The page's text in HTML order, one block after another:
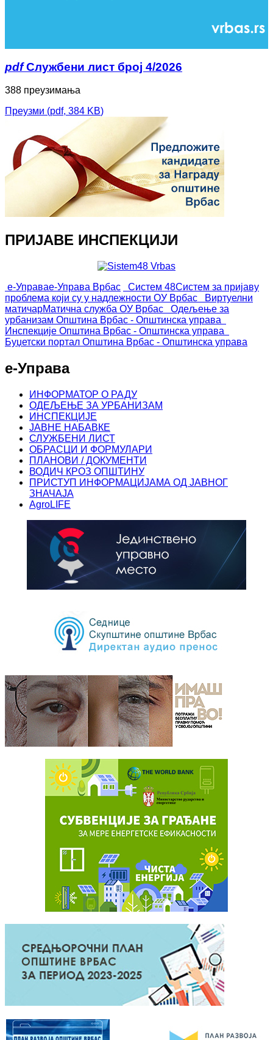
pdf Службени лист број 4/2026
388 преузимања
Преузми (pdf, 384 KB)
ПРИЈАВЕ ИНСПЕКЦИЈИ
е-Управае-Управа Врбас Систем 48Систем за пријаву
проблема који су у надлежности ОУ Врбас
Виртуелни
матичарМатична служба ОУ Врбас
Одељење за
урбанизам Општина Врбас - Општинска управа
Инспекције Општина Врбас - Општинска управа
Буџетски портал Општина Врбас - Општинска управа
е-Управа
ИНФОРМАТОР О РАДУ
ОДЕЉЕЊЕ ЗА УРБАНИЗАМ
ИНСПЕКЦИЈЕ
ЈАВНЕ НАБАВКЕ
СЛУЖБЕНИ ЛИСТ
ОБРАСЦИ И ФОРМУЛАРИ
ПЛАНОВИ / ДОКУМЕНТИ
ВОДИЧ КРОЗ ОПШТИНУ
ПРИСТУП ИНФОРМАЦИЈАМА ОД ЈАВНОГ
ЗНАЧАЈА
AgroLIFE